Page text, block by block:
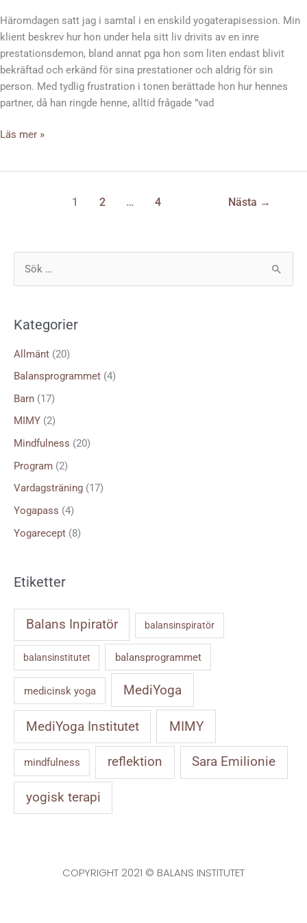
Häromdagen satt jag i samtal i en enskild yogaterapisession. Min
klient beskrev hur hon under hela sitt liv drivits av en inre
prestationsdemon, bland annat pga hon som liten endast blivit
bekräftad och erkänd för sina prestationer och aldrig för sin
person. Med tydlig frustration i tonen berättade hon hur hennes
partner, då han ringde henne, alltid frågade ”vad
Läs mer »
1 2 … 4 Nästa →
e
f
t
Kategorier
Allmänt (20)
Balansprogrammet (4)
Barn (17)
MIMY (2)
Mindfulness (20)
Program (2)
Vardagsträning (17)
Yogapass (4)
Yogarecept (8)
Etiketter
Balans Inpiratör balansinspiratör
balansinstitutet balansprogrammet
medicinsk yoga MediYoga
MediYoga Institutet MIMY
mindfulness reflektion Sara Emilionie
yogisk terapi
COPYRIGHT 2021 © BALANS INSTITUTET